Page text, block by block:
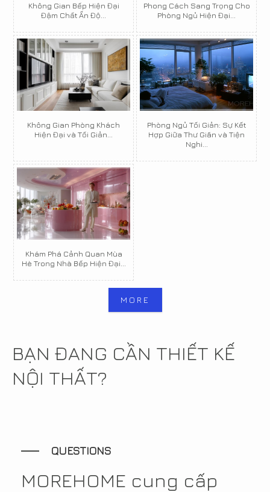
Không Gian Bếp Hiện Đại
Đậm Chất Ấn Độ...
Phong Cách Sang Trọng Cho
Phòng Ngủ Hiện Đại...
Không Gian Phòng Khách
Hiện Đại và Tối Giản...
Phòng Ngủ Tối Giản: Sự Kết
Hợp Giữa Thư Giãn và Tiện
Nghi...
Khám Phá Cảnh Quan Mùa
Hè Trong Nhà Bếp Hiện Đại...
MORE
BẠN ĐANG CẦN THIẾT KẾ
NỘI THẤT?
QUESTIONS
MOREHOME cung cấp